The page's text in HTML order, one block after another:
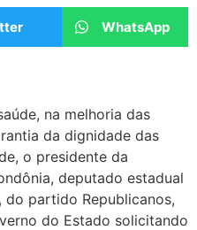
WhatsApp
na melhoria das
da dignidade das
o presidente da
deputado estadual
do partido Republicanos,
do Estado solicitando